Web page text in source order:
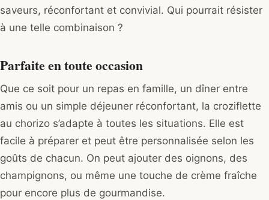
saveurs, réconfortant et convivial. Qui pourrait résister
à une telle combinaison ?
Parfaite en toute occasion
Que ce soit pour un repas en famille, un dîner entre
amis ou un simple déjeuner réconfortant, la croziflette
au chorizo s’adapte à toutes les situations. Elle est
facile à préparer et peut être personnalisée selon les
goûts de chacun. On peut ajouter des oignons, des
champignons, ou même une touche de crème fraîche
pour encore plus de gourmandise.